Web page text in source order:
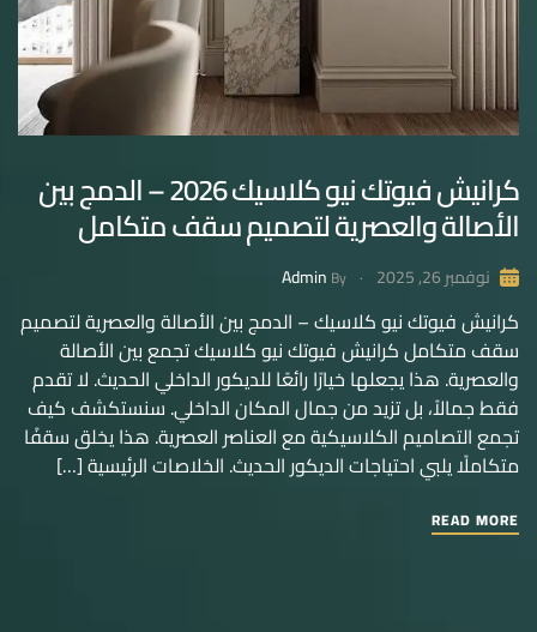
كرانيش فيوتك نيو كلاسيك 2026 – الدمج بين
الأصالة والعصرية لتصميم سقف متكامل
نوفمبر 26, 2025 By
Admin
كرانيش فيوتك نيو كلاسيك – الدمج بين الأصالة والعصرية لتصميم
سقف متكامل كرانيش فيوتك نيو كلاسيك تجمع بين الأصالة
والعصرية. هذا يجعلها خيارًا رائعًا للديكور الداخلي الحديث. لا تقدم
فقط جمالاً، بل تزيد من جمال المكان الداخلي. سنستكشف كيف
تجمع التصاميم الكلاسيكية مع العناصر العصرية. هذا يخلق سقفًا
متكاملًا يلبي احتياجات الديكور الحديث. الخلاصات الرئيسية […]
READ MORE